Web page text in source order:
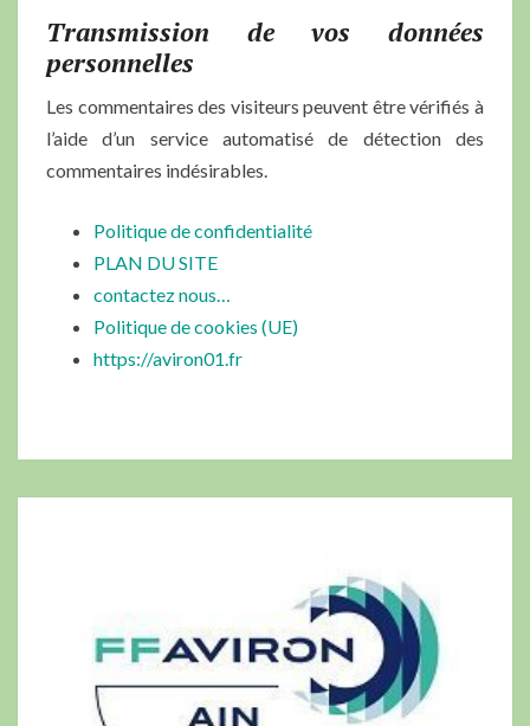
Transmission de vos données
personnelles
Les commentaires des visiteurs peuvent être vérifiés à
l’aide d’un service automatisé de détection des
commentaires indésirables.
Politique de confidentialité
PLAN DU SITE
contactez nous…
Politique de cookies (UE)
https://aviron01.fr